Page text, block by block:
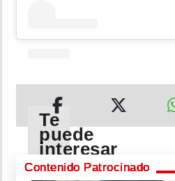
Te
puede
interesar
Contenido Patrocinado